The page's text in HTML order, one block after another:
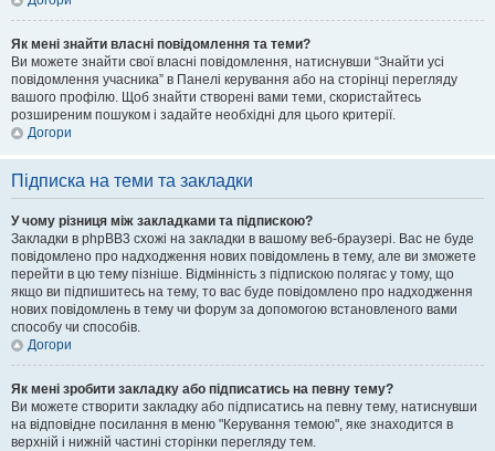
Як мені знайти власні повідомлення та теми?
Ви можете знайти свої власні повідомлення, натиснувши “Знайти усі
повідомлення учасника” в Панелі керування або на сторінці перегляду
вашого профілю. Щоб знайти створені вами теми, скористайтесь
розширеним пошуком і задайте необхідні для цього критерії.
Догори
Підписка на теми та закладки
У чому різниця між закладками та підпискою?
Закладки в phpBB3 схожі на закладки в вашому веб-браузері. Вас не буде
повідомлено про надходження нових повідомлень в тему, але ви зможете
перейти в цю тему пізніше. Відмінність з підпискою полягає у тому, що
якщо ви підпишитесь на тему, то вас буде повідомлено про надходження
нових повідомлень в тему чи форум за допомогою встановленого вами
способу чи способів.
Догори
Як мені зробити закладку або підписатись на певну тему?
Ви можете створити закладку або підписатись на певну тему, натиснувши
на відповідне посилання в меню "Керування темою", яке знаходится в
верхній і нижній частині сторінки перегляду тем.